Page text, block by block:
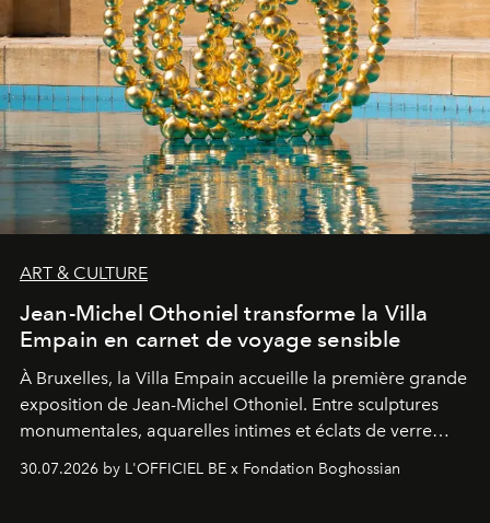
ART & CULTURE
Jean-Michel Othoniel transforme la Villa
Empain en carnet de voyage sensible
À Bruxelles, la Villa Empain accueille la première grande
exposition de Jean-Michel Othoniel. Entre sculptures
monumentales, aquarelles intimes et éclats de verre
soufflé, l’artiste français compose un itinéraire
émotionnel où chaque œuvre devient le souvenir
30.07.2026 by L'OFFICIEL BE x Fondation Boghossian